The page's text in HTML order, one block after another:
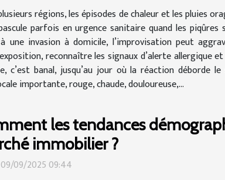
régions, les épisodes de chaleur et les pluies
parfois en urgence sanitaire quand les
à une invasion à domicile, l’improvisation peut
reconnaître les signaux d’alerte allergique
c’est banal, jusqu’au jour où la réaction déborde
importante, rouge, chaude, douloureuse,...
les tendances
immobilier ?
09/2025 09:44